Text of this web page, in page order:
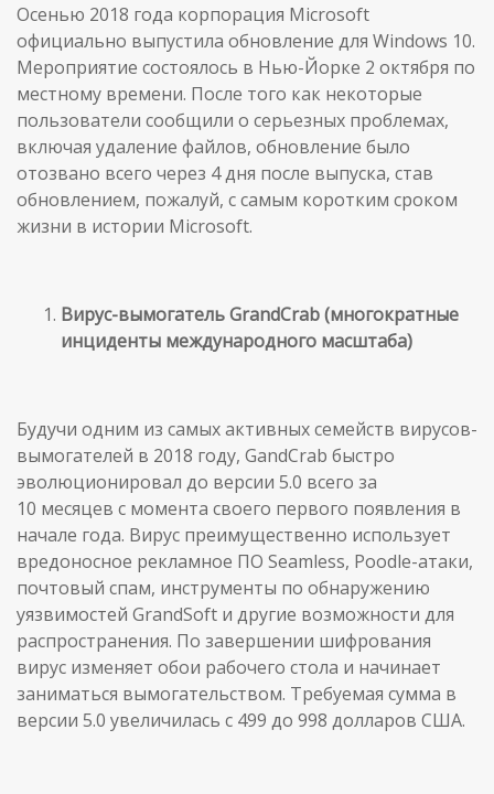
Осенью 2018 года корпорация Microsoft
официально выпустила обновление для Windows 10.
Мероприятие состоялось в Нью-Йорке 2 октября по
местному времени. После того как некоторые
пользователи сообщили о серьезных проблемах,
включая удаление файлов, обновление было
отозвано всего через 4 дня после выпуска, став
обновлением, пожалуй, с самым коротким сроком
жизни в истории Microsoft.
Вирус-вымогатель GrandCrab (многократные
инциденты международного масштаба)
Будучи одним из самых активных семейств вирусов-
вымогателей в 2018 году, GandCrab быстро
эволюционировал до версии 5.0 всего за
10 месяцев с момента своего первого появления в
начале года. Вирус преимущественно использует
вредоносное рекламное ПО Seamless, Poodle-атаки,
почтовый спам, инструменты по обнаружению
уязвимостей GrandSoft и другие возможности для
распространения. По завершении шифрования
вирус изменяет обои рабочего стола и начинает
заниматься вымогательством. Требуемая сумма в
версии 5.0 увеличилась с 499 до 998 долларов США.